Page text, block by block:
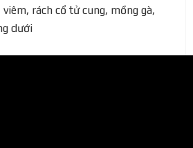
rách cổ tử cung, mồng gà,
dưới